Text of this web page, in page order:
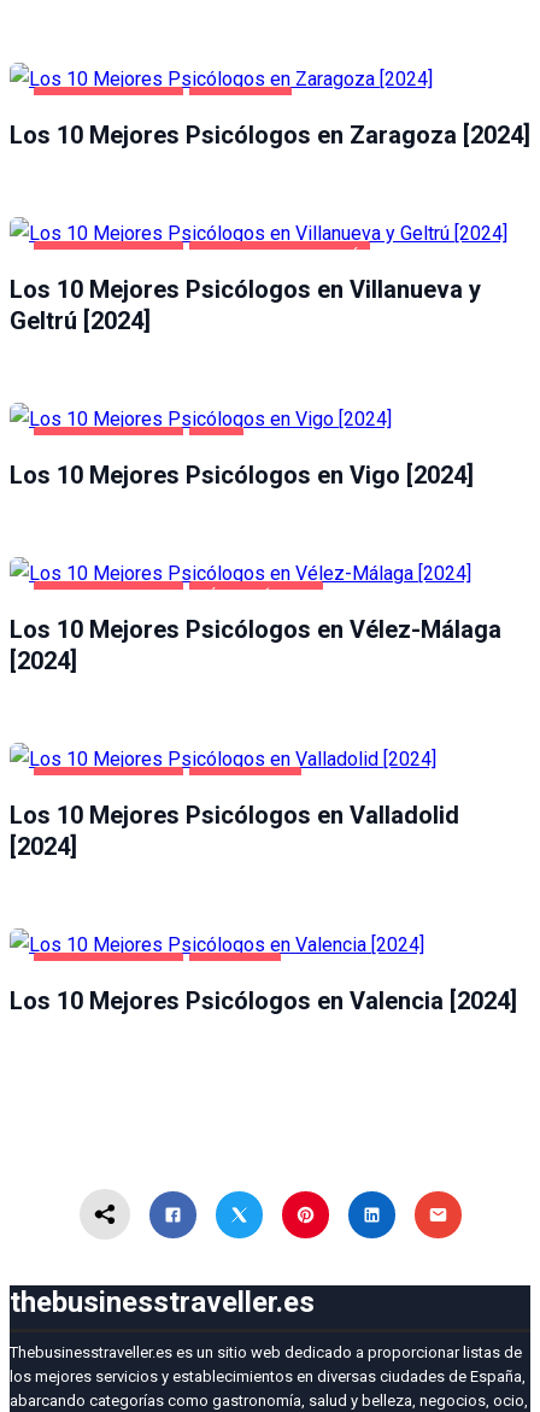
Los 10 Mejores Psicólogos en Zaragoza [2024]
Los 10 Mejores Psicólogos en Villanueva y
Geltrú [2024]
Los 10 Mejores Psicólogos en Vigo [2024]
Los 10 Mejores Psicólogos en Vélez-Málaga
[2024]
Los 10 Mejores Psicólogos en Valladolid
[2024]
Los 10 Mejores Psicólogos en Valencia [2024]
thebusinesstraveller.es
Thebusinesstraveller.es es un sitio web dedicado a proporcionar listas de
los mejores servicios y establecimientos en diversas ciudades de España,
abarcando categorías como gastronomía, salud y belleza, negocios, ocio,